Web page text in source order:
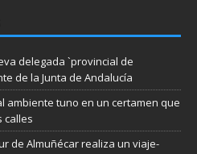
delegada `provincial de
de la Junta de Andalucía
ambiente tuno en un certamen que
calles
de Almuñécar realiza un viaje-